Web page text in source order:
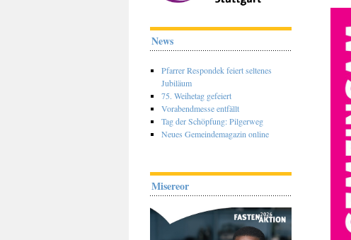
News
Pfarrer Respondek feiert seltenes
Jubiläum
75. Weihetag gefeiert
Vorabendmesse entfällt
Tag der Schöpfung: Pilgerweg
Neues Gemeindemagazin online
Misereor